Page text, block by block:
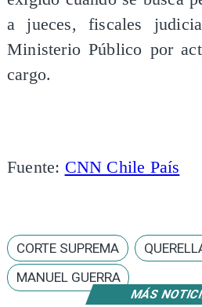
MÁS
a jueces, fiscales
Ministerio Público por
cargo.
Fuente: CNN Chile País
CORTE SUPREMA
MANUEL GUERRA